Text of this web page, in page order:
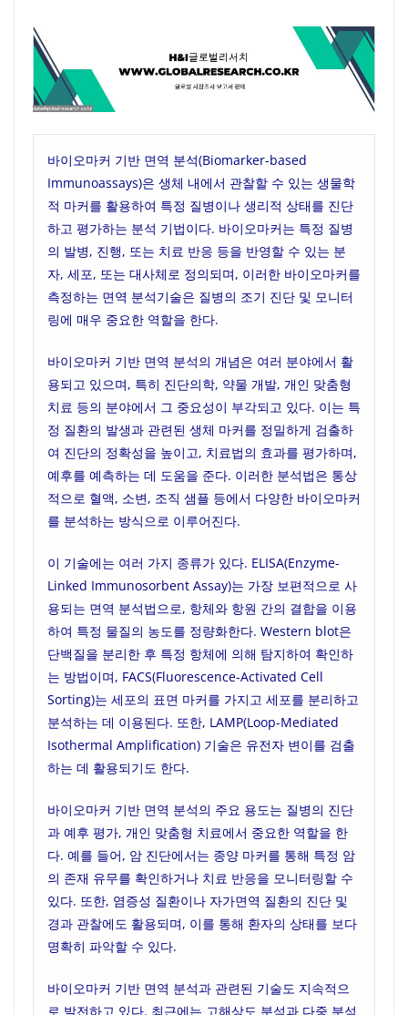
바이오마커 기반 면역 분석(Biomarker-based
Immunoassays)은 생체 내에서 관찰할 수 있는 생물학
적 마커를 활용하여 특정 질병이나 생리적 상태를 진단
하고 평가하는 분석 기법이다. 바이오마커는 특정 질병
의 발병, 진행, 또는 치료 반응 등을 반영할 수 있는 분
자, 세포, 또는 대사체로 정의되며, 이러한 바이오마커를
측정하는 면역 분석기술은 질병의 조기 진단 및 모니터
링에 매우 중요한 역할을 한다.
바이오마커 기반 면역 분석의 개념은 여러 분야에서 활
용되고 있으며, 특히 진단의학, 약물 개발, 개인 맞춤형
치료 등의 분야에서 그 중요성이 부각되고 있다. 이는 특
정 질환의 발생과 관련된 생체 마커를 정밀하게 검출하
여 진단의 정확성을 높이고, 치료법의 효과를 평가하며,
예후를 예측하는 데 도움을 준다. 이러한 분석법은 통상
적으로 혈액, 소변, 조직 샘플 등에서 다양한 바이오마커
를 분석하는 방식으로 이루어진다.
이 기술에는 여러 가지 종류가 있다. ELISA(Enzyme-
Linked Immunosorbent Assay)는 가장 보편적으로 사
용되는 면역 분석법으로, 항체와 항원 간의 결합을 이용
하여 특정 물질의 농도를 정량화한다. Western blot은
단백질을 분리한 후 특정 항체에 의해 탐지하여 확인하
는 방법이며, FACS(Fluorescence-Activated Cell
Sorting)는 세포의 표면 마커를 가지고 세포를 분리하고
분석하는 데 이용된다. 또한, LAMP(Loop-Mediated
Isothermal Amplification) 기술은 유전자 변이를 검출
하는 데 활용되기도 한다.
바이오마커 기반 면역 분석의 주요 용도는 질병의 진단
과 예후 평가, 개인 맞춤형 치료에서 중요한 역할을 한
다. 예를 들어, 암 진단에서는 종양 마커를 통해 특정 암
의 존재 유무를 확인하거나 치료 반응을 모니터링할 수
있다. 또한, 염증성 질환이나 자가면역 질환의 진단 및
경과 관찰에도 활용되며, 이를 통해 환자의 상태를 보다
명확히 파악할 수 있다.
바이오마커 기반 면역 분석과 관련된 기술도 지속적으
로 발전하고 있다. 최근에는 고해상도 분석과 다중 분석